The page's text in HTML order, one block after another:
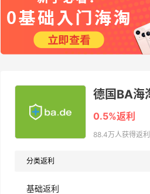
0.5%返利
88.4万人获得返利
分类返利
基础返利